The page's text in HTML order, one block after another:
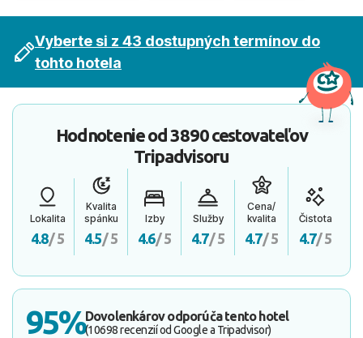
Vyberte si z 43 dostupných termínov do
tohto hotela
Hodnotenie od3890 cestovateľov
Tripadvisoru
Lokalita
4.8/ 5
Kvalita
spánku
4.5/ 5
Izby
4.6/ 5
Služby
4.7/ 5
Cena/
kvalita
4.7/ 5
Čistota
4.7/ 5
95%Dovolenkárov odporúča tento hotel
(10698 recenzií od Google a Tripadvisor)